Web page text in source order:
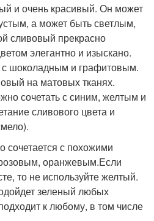
и очень красивый. Он может
а может быть светлым,
сливовый прекрасно
элегантно и изыскано.
с шоколадным и графитовым.
на матовых тканях.
сочетать с синим, желтым и
сливового цвета и
с похожими
оранжевым.Если
то не используйте желтый.
зеленый любых
к любому, в том числе